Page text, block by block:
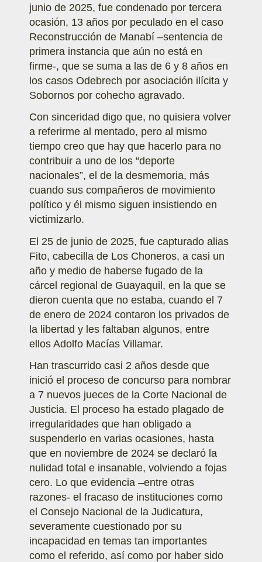
junio de 2025, fue condenado por tercera
ocasión, 13 años por peculado en el caso
Reconstrucción de Manabí –sentencia de
primera instancia que aún no está en
firme-, que se suma a las de 6 y 8 años en
los casos Odebrech por asociación ilícita y
Sobornos por cohecho agravado.
Con sinceridad digo que, no quisiera volver
a referirme al mentado, pero al mismo
tiempo creo que hay que hacerlo para no
contribuir a uno de los “deporte
nacionales”, el de la desmemoria, más
cuando sus compañeros de movimiento
político y él mismo siguen insistiendo en
victimizarlo.
El 25 de junio de 2025, fue capturado alias
Fito, cabecilla de Los Choneros, a casi un
año y medio de haberse fugado de la
cárcel regional de Guayaquil, en la que se
dieron cuenta que no estaba, cuando el 7
de enero de 2024 contaron los privados de
la libertad y les faltaban algunos, entre
ellos Adolfo Macías Villamar.
Han trascurrido casi 2 años desde que
inició el proceso de concurso para nombrar
a 7 nuevos jueces de la Corte Nacional de
Justicia. El proceso ha estado plagado de
irregularidades que han obligado a
suspenderlo en varias ocasiones, hasta
que en noviembre de 2024 se declaró la
nulidad total e insanable, volviendo a fojas
cero. Lo que evidencia –entre otras
razones- el fracaso de instituciones como
el Consejo Nacional de la Judicatura,
severamente cuestionado por su
incapacidad en temas tan importantes
como el referido, así como por haber sido